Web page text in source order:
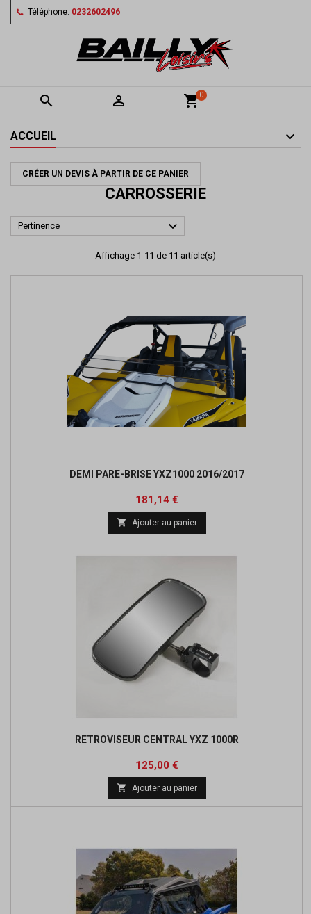
Téléphone: 0232602496
  shopping_cart0
ACCUEIL
CRÉER UN DEVIS À PARTIR DE CE PANIER
CARROSSERIE
Pertinence 
Affichage 1-11 de 11 article(s)
DEMI PARE-BRISE YXZ1000 2016/2017
Prix
181,14 €
 Ajouter au panier
RETROVISEUR CENTRAL YXZ 1000R
Prix
125,00 €
 Ajouter au panier